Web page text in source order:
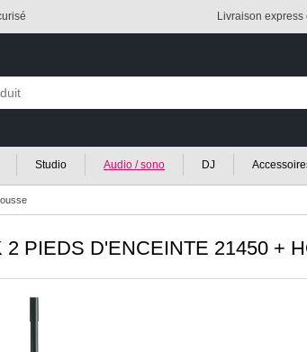
Livraison express
Studio Audio / sono DJ
2 PIEDS D'ENCEINTE 21450 +